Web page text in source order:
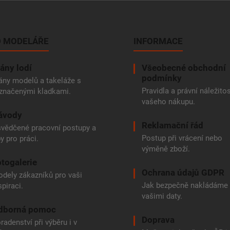
MODELÁŘE
lodí
modelů a takeláže s
kladkami.
pracovní postupy a
pro práci.
zákazníků pro vaši
pomoc
při výběru i v
INFORMACE
Všeobecné obchodní
podmínky
Pravidla a právní
vašeho nákupu.
Reklamační řád
Postup při vrácení nebo
výměně zboží.
Ochrana údajů GDPR
Jak bezpečně nakládáme
vašimi daty.
Doprava